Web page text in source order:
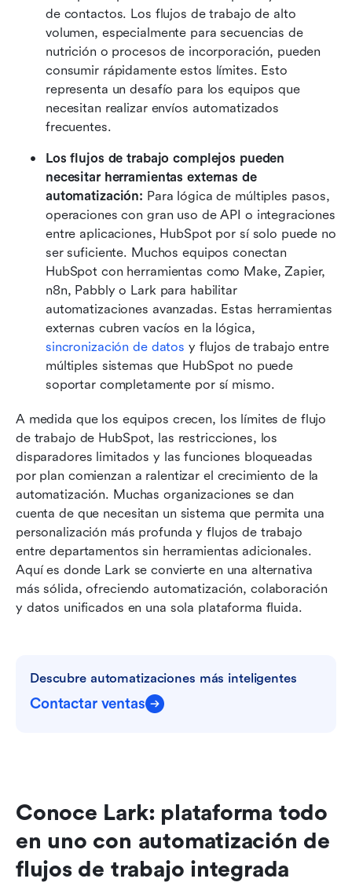
de contactos. Los flujos de trabajo de alto
volumen, especialmente para secuencias de
nutrición o procesos de incorporación, pueden
consumir rápidamente estos límites. Esto
representa un desafío para los equipos que
necesitan realizar envíos automatizados
frecuentes.
Los flujos de trabajo complejos pueden
necesitar herramientas externas de
automatización: Para lógica de múltiples pasos,
operaciones con gran uso de API o integraciones
entre aplicaciones, HubSpot por sí solo puede no
ser suficiente. Muchos equipos conectan
HubSpot con herramientas como Make, Zapier,
n8n, Pabbly o Lark para habilitar
automatizaciones avanzadas. Estas herramientas
sincronización de datos y flujos de trabajo entre
múltiples sistemas que HubSpot no puede
soportar completamente por sí mismo.
A medida que los equipos crecen, los límites de flujo
de trabajo de HubSpot, las restricciones, los
disparadores limitados y las funciones bloqueadas
por plan comienzan a ralentizar el crecimiento de la
automatización. Muchas organizaciones se dan
cuenta de que necesitan un sistema que permita una
personalización más profunda y flujos de trabajo
entre departamentos sin herramientas adicionales.
Aquí es donde Lark se convierte en una alternativa
más sólida, ofreciendo automatización, colaboración
y datos unificados en una sola plataforma fluida.
Descubre automatizaciones más inteligentes
Contactar ventas
Conoce Lark: plataforma todo
en uno con automatización de
flujos de trabajo integrada